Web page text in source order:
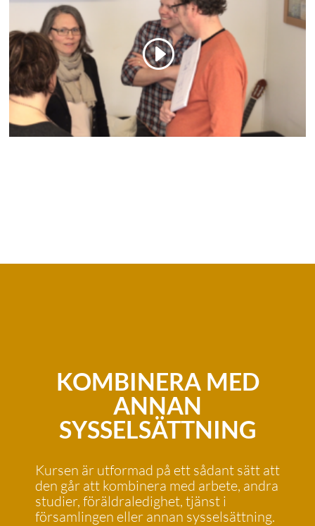
KOMBINERA MED
ANNAN
SYSSELSÄTTNING
Kursen är utformad på ett sådant sätt att
den går att kombinera med arbete, andra
studier, föräldraledighet, tjänst i
församlingen eller annan sysselsättning.